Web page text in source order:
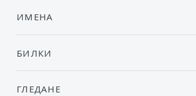
ИМЕНА
БИЛКИ
ГЛЕДАНЕ